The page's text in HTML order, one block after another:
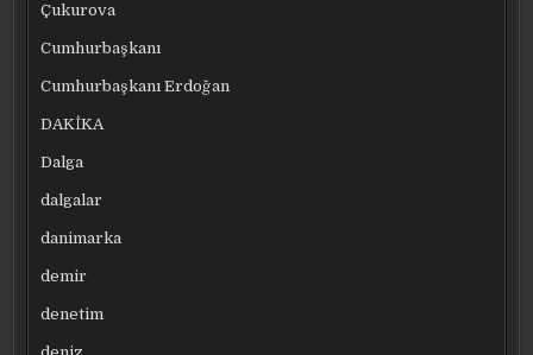
Çukurova
Cumhurbaşkanı
Cumhurbaşkanı Erdoğan
DAKİKA
Dalga
dalgalar
danimarka
demir
denetim